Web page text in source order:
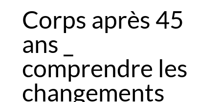
Corps après 45
ans _
comprendre les
changements